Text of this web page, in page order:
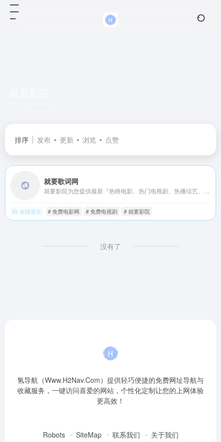
排序 发布 更新 浏览 点赞
就要歌词网
在线音乐 # 免费电影网 # 免费电视剧 # 就要影院
没有了
氢导航（Www.H2Nav.Com）提供轻巧便捷的免费网址导航与
收藏服务，一键访问喜爱的网站，个性化定制让您的上网体验
更高效！
Robots SiteMap 联系我们 关于我们